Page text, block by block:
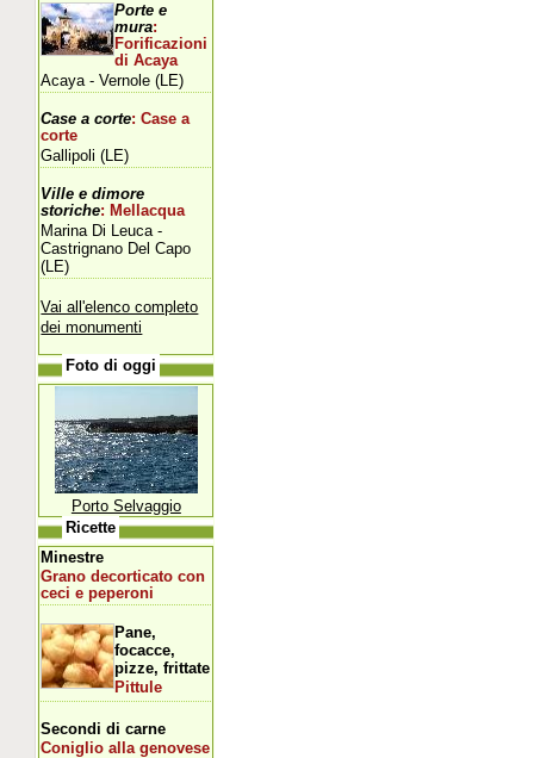
Porte e
mura:
Forificazioni
di Acaya
Acaya - Vernole (LE)
Case a corte: Case a
corte
Gallipoli (LE)
Ville e dimore
storiche: Mellacqua
Marina Di Leuca -
Castrignano Del Capo
(LE)
Vai all'elenco completo
dei monumenti
Foto di oggi
Porto Selvaggio
Ricette
Minestre
Grano decorticato con
ceci e peperoni
Pane,
focacce,
pizze, frittate
Pittule
Secondi di carne
Coniglio alla genovese